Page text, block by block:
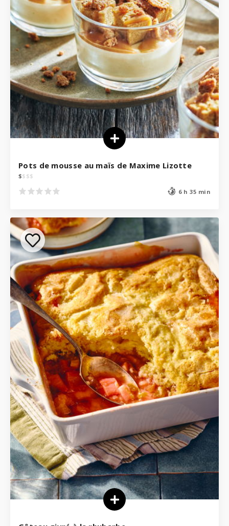
Pots de mousse au maïs de Maxime Lizotte
$$ $$
6 h 35 min